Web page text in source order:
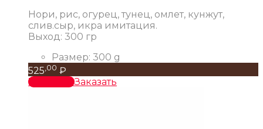
Нори, рис, огурец, тунец, омлет, кунжут,
слив.сыр, икра имитация.
Выход: 300 гр
Размер: 300 g
525 ,00 ₽
В корзинуЗаказать